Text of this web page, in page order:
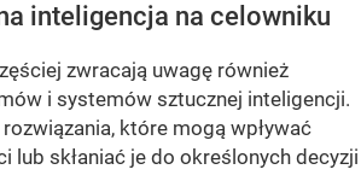
inteligencja na celowniku
zwracają uwagę również
i systemów sztucznej inteligencji.
rozwiązania, które mogą wpływać
lub skłaniać je do określonych decyzji